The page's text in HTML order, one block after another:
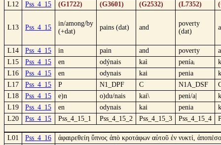
L12 Pss_4_15 (G1722) (G3601) (G2532) (L7352)
L13 Pss_4_15
in/among/by
(+dat)
pains (dat) and
poverty
(dat)
L14 Pss_4_15 in pain and poverty
L15
Pss_4_15 en odýnais kaì peníaᵢ
L16
Pss_4_15 en odynais kai penia
L17
Pss_4_15 P N1_DPF C N1A_DSF
L18
Pss_4_15 e)n o)du/nais kai\ peni/a|
L19
Pss_4_15 en odynais kai penia
L20
Pss_4_15 Pss_4_15_1 Pss_4_15_2 Pss_4_15_3 Pss_4_15_4
L01 Pss_4_16 ἀφαιρεθείη ὕπνος ἀπὸ κροτάφων αὐτοῦ ἐν νυκτί,